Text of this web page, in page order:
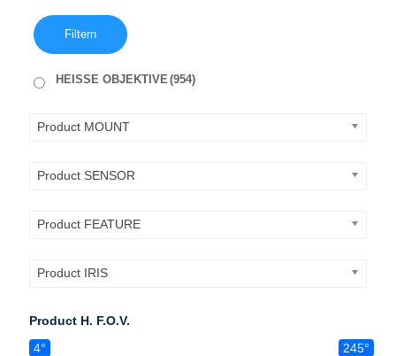
Filtern
HEISSE OBJEKTIVE(954)
Product MOUNT
Product SENSOR
Product FEATURE
Product IRIS
Product H. F.O.V.
4°
245°